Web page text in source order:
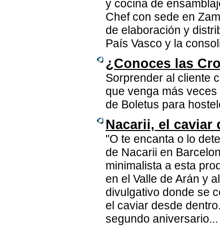
y cocina de
Chef con sede en
de elaboración y
País Vasco y la
¿Conoces las
Sorprender al cliente
que venga más
de Boletus para
Nacarii, el caviar
"O te encanta o lo
de Nacarii en
minimalista a esta
en el Valle de Arán y
divulgativo donde se
el caviar desde
segundo